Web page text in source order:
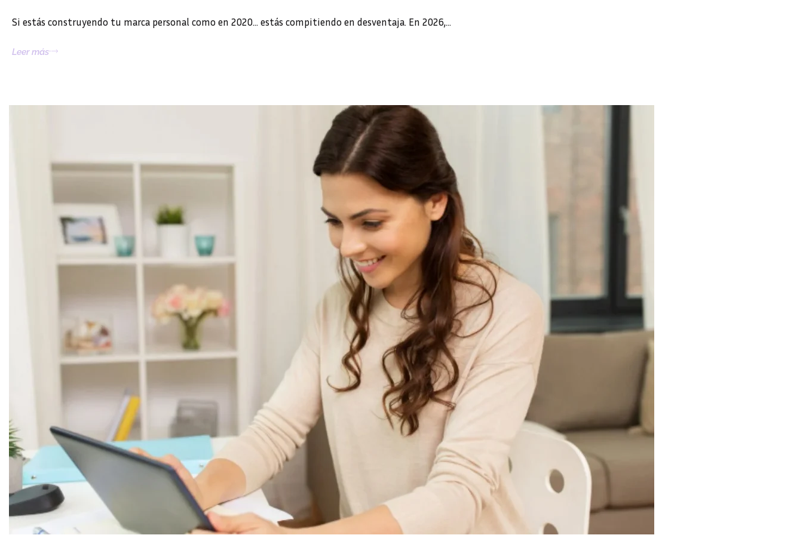
Si estás construyendo tu marca personal como en 2020… estás compitiendo en desventaja. En 2026,…
Leer más